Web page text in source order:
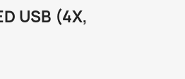
USB (4X,